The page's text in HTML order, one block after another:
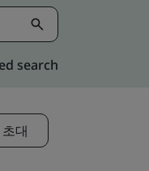
search
초대